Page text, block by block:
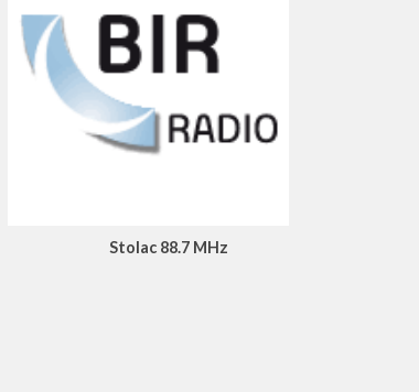
Stolac 88.7 MHz